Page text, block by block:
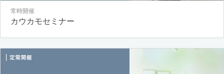
常時開催
カウカモセミナー